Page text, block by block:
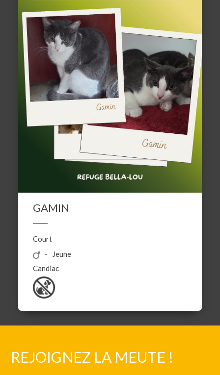
GAMIN
Court
Jeune
Candiac
REJOIGNEZ LA MEUTE !